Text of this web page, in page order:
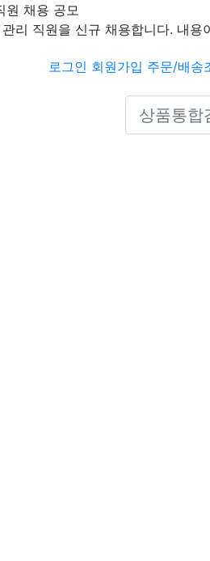
원 채용 공모
리 직원을 신규 채용합니다. 내
로그인 회원가입 주문/배송
Search icons